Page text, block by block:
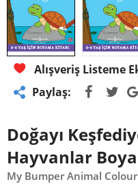
Alışveriş Listeme
Paylaş:
Doğayı
Hayvanlar
My Bumper Animal